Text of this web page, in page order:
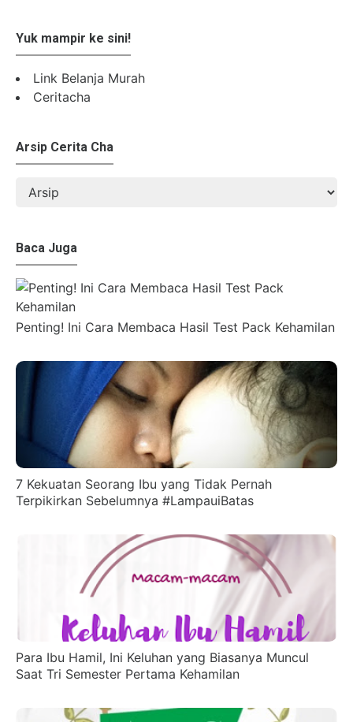
Yuk mampir ke sini!
Link Belanja Murah
Ceritacha
Arsip Cerita Cha
Baca Juga
Penting! Ini Cara Membaca Hasil Test Pack Kehamilan
7 Kekuatan Seorang Ibu yang Tidak Pernah
Terpikirkan Sebelumnya #LampauiBatas
Para Ibu Hamil, Ini Keluhan yang Biasanya Muncul
Saat Tri Semester Pertama Kehamilan